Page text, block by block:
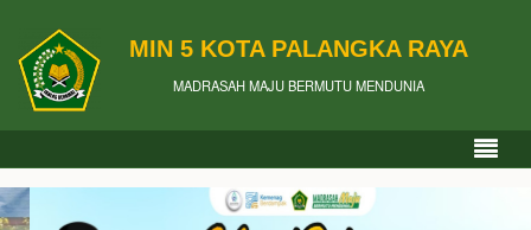
MIN 5 KOTA PALANGKA RAYA
MADRASAH MAJU BERMUTU MENDUNIA